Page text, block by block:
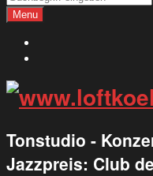
Menu
Tonstudio -
Jazzpreis: Club